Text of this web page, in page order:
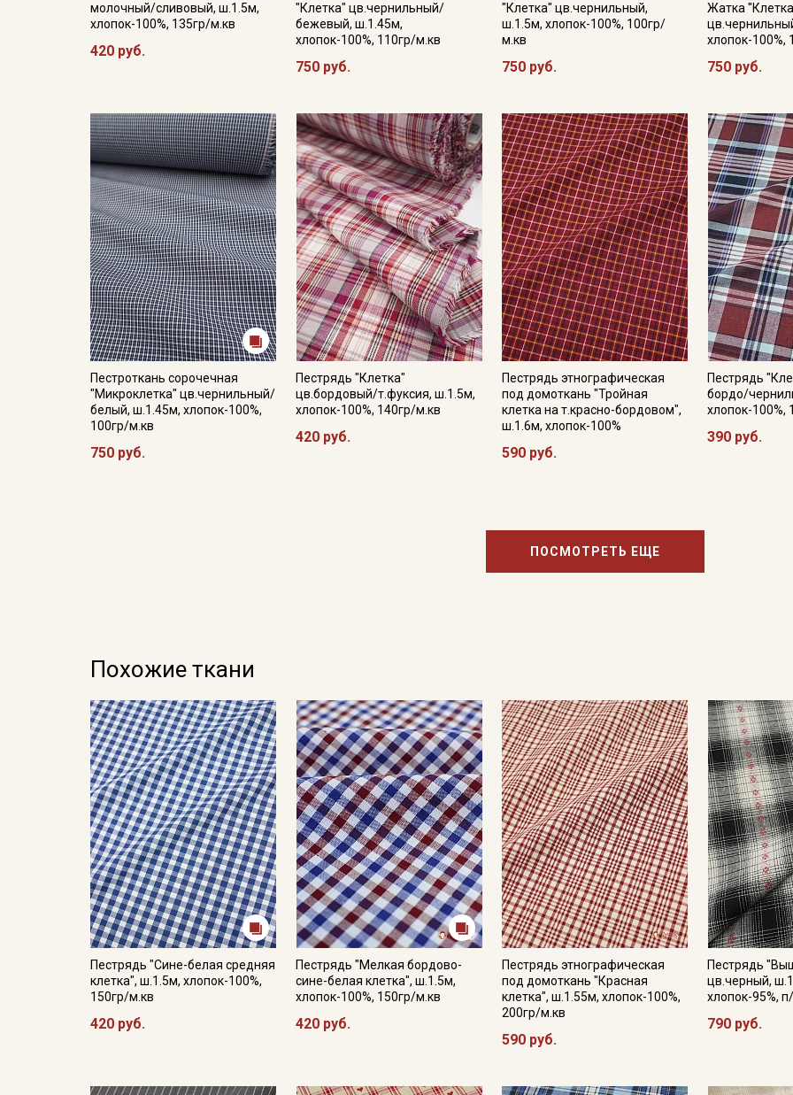
молочный/сливовый, ш.1.5м,
хлопок-100%, 135гр/м.кв
420 руб.
"Клетка" цв.чернильный/
бежевый, ш.1.45м,
хлопок-100%, 110гр/м.кв
750 руб.
"Клетка" цв.чернильный,
ш.1.5м, хлопок-100%, 100гр/
м.кв
750 руб.
Жатка
хлопок-100%,
750 руб.
Пестроткань сорочечная
"Микроклетка" цв.чернильный/
белый, ш.1.45м, хлопок-100%,
100гр/м.кв
750 руб.
Пестрядь "Клетка"
цв.бордовый/т.фуксия, ш.1.5м,
хлопок-100%, 140гр/м.кв
420 руб.
Пестрядь этнографическая
под домоткань "Тройная
клетка на т.красно-бордовом",
ш.1.6м, хлопок-100%
590 руб.
Пестрядь
бордо/
хлопок-100%,
390 руб.
ПОСМОТРЕТЬ ЕЩЕ
Похожие ткани
Пестрядь "Сине-белая средняя
клетка", ш.1.5м, хлопок-100%,
150гр/м.кв
420 руб.
Пестрядь "Мелкая бордово-
сине-белая клетка", ш.1.5м,
хлопок-100%, 150гр/м.кв
420 руб.
Пестрядь этнографическая
под домоткань "Красная
клетка", ш.1.55м, хлопок-100%,
200гр/м.кв
590 руб.
Пестрядь
цв.черный,
хлопок-95%,
790 руб.
Ознакомлен(а) сПолитикой обработки персональных
Согласие на обработку персональных
Согласие на получение рекламных и